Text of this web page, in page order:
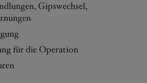
Gipswechsel,
für die Operation